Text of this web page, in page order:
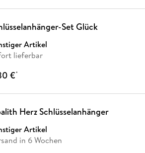
Set Glück
Artikel
lieferbar
€*
Herz Schlüsselanhänger
Artikel
in 6 Wochen